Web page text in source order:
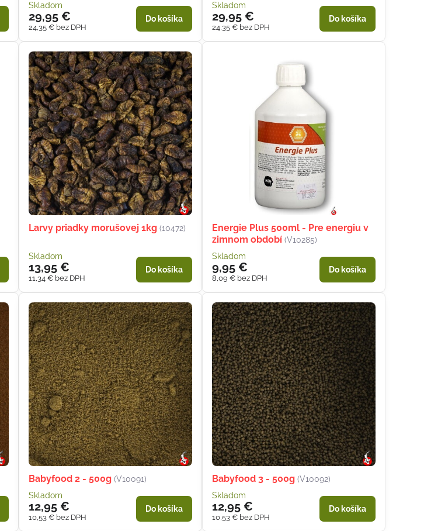
Skladom
29,95 €
24,35 € bez DPH
Do košíka
Skladom
29,95 €
24,35 € bez DPH
Do košíka
Larvy priadky morušovej 1kg (10472)
Skladom
13,95 €
11,34 € bez DPH
Do košíka
Energie Plus 500ml - Pre energiu v
zimnom období(V10285)
Skladom
9,95 €
8,09 € bez DPH
Do košíka
Babyfood 2 - 500g (V10091)
Skladom
12,95 €
10,53 € bez DPH
Do košíka
Babyfood 3 - 500g (V10092)
Skladom
12,95 €
10,53 € bez DPH
Do košíka